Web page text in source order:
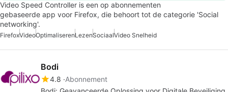
Video Speed Controller is een op abonnementen
gebaseerde app voor Firefox, die behoort tot de categorie 'Social
networking'.
FirefoxVideoOptimaliserenLezenSociaalVideo Snelheid
Bodi
4.8 Abonnement